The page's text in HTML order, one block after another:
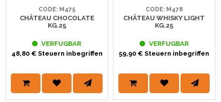
CODE: M475
CHÂTEAU CHOCOLATE
KG.25
VERFUGBAR
48,80 € Steuern inbegriffen
CODE: M478
CHÂTEAU WHISKY LIGHT
KG.25
VERFUGBAR
59,90 € Steuern inbegriffen